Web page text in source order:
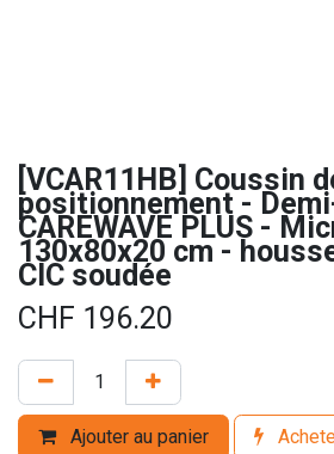
[VCAR11HB] Coussin
positionnement -
CAREWAVE PLUS -
130x80x20 cm -
CIC soudée
CHF 196.20
Ajouter au panier